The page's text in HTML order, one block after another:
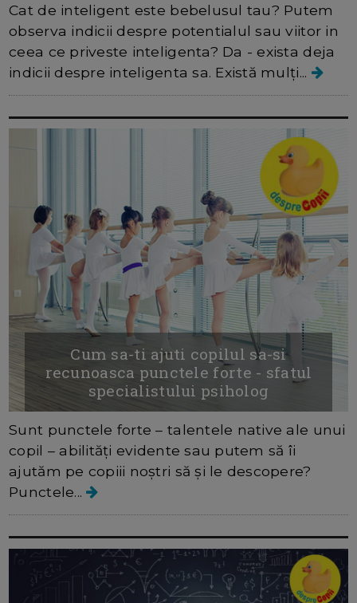
Cat de inteligent este bebelusul tau? Putem
observa indicii despre potentialul sau viitor in
ceea ce priveste inteligenta? Da - exista deja
indicii despre inteligenta sa. Există mulți...
Cum sa-ti ajuti copilul sa-si
recunoasca punctele forte - sfatul
specialistului psiholog
Sunt punctele forte – talentele native ale unui
copil – abilități evidente sau putem să îi
ajutăm pe copiii noștri să și le descopere?
Punctele...